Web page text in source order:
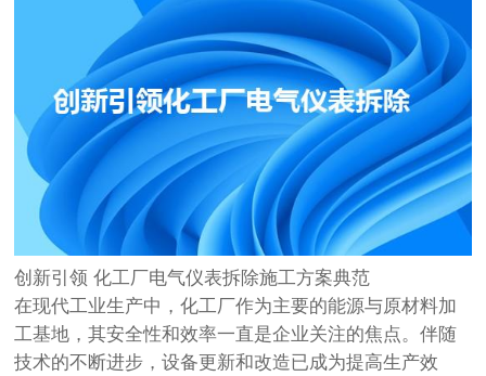
创新引领 化工厂电气仪表拆除施工方案典范
在现代工业生产中，化工厂作为主要的能源与原材料加
工基地，其安全性和效率一直是企业关注的焦点。伴随
技术的不断进步，设备更新和改造已成为提高生产效